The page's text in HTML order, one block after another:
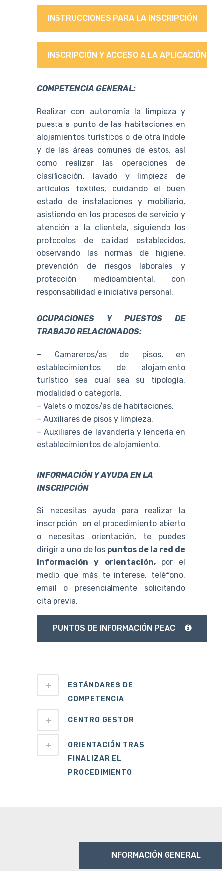
INSTRUCCIONES PARA LA INSCRIPCIÓN
INSCRIPCIÓN Y ACCESO A LA APLICACIÓN
COMPETENCIA GENERAL:
Realizar con autonomía la limpieza y
puesta a punto de las habitaciones en
alojamientos turísticos o de otra índole
y de las áreas comunes de estos, así
como realizar las operaciones de
clasificación, lavado y limpieza de
artículos textiles, cuidando el buen
estado de instalaciones y mobiliario,
asistiendo en los procesos de servicio y
atención a la clientela, siguiendo los
protocolos de calidad establecidos,
observando las normas de higiene,
prevención de riesgos laborales y
protección medioambiental, con
responsabilidad e iniciativa personal.
OCUPACIONES Y PUESTOS DE
TRABAJO RELACIONADOS:
– Camareros/as de pisos, en
establecimientos de alojamiento
turístico sea cual sea su tipología,
modalidad o categoría.
– Valets o mozos/as de habitaciones.
– Auxiliares de pisos y limpieza.
– Auxiliares de lavandería y lencería en
establecimientos de alojamiento.
INFORMACIÓN Y AYUDA EN LA
INSCRIPCIÓN
Si necesitas ayuda para realizar la
inscripción en el procedimiento abierto
o necesitas orientación, te puedes
dirigir a uno de los puntos de la red de
información y orientación, por el
medio que más te interese, teléfono,
email o presencialmente solicitando
cita previa.
PUNTOS DE INFORMACIÓN PEAC
ESTÁNDARES DE
COMPETENCIA
CENTRO GESTOR
ORIENTACIÓN TRAS
FINALIZAR EL
PROCEDIMIENTO
INFORMACIÓN GENERAL